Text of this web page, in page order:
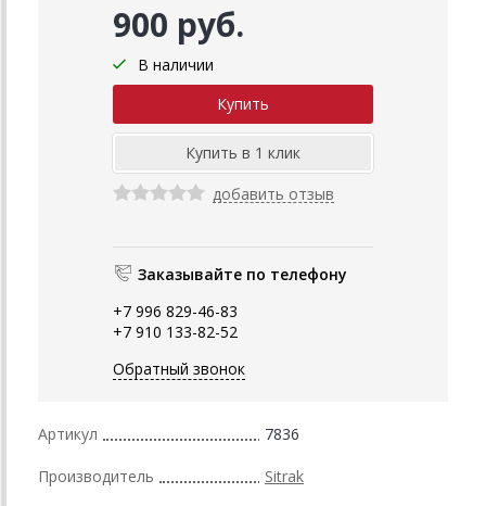
900 руб.
В наличии
добавить отзыв
Заказывайте по телефону
+7 996 829-46-83
+7 910 133-82-52
Обратный звонок
Артикул 7836
Производитель Sitrak